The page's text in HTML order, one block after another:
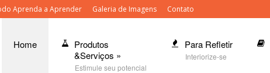
Aprenda a Aprender Galeria de Imagens Contato
Home
Produtos
&Serviços »
Estimule seu potencial
Para Refletir
Interiorize-se